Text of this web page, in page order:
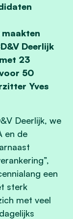
Deerlijk
23
50
Yves
Deerlijk, we
en de
een
sterk
met veel